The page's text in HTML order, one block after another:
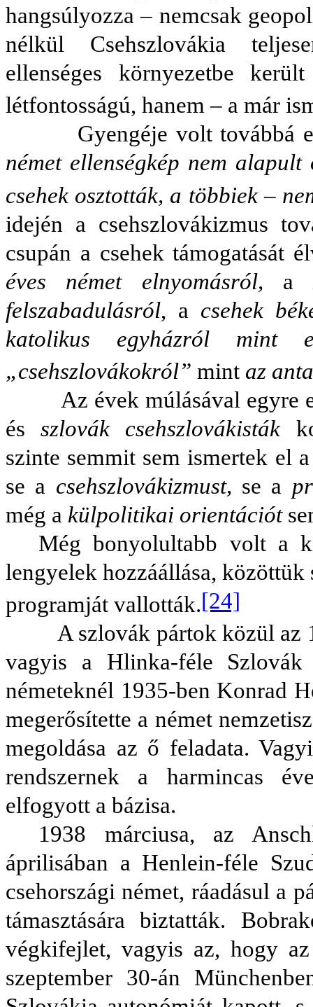
hangsúlyozza – nemcsak
nélkül Csehszlovákia
ellenséges környezetbe
létfontosságú, hanem – a már
Gyengéje volt továbbá e
német ellenségkép nem
csehek osztották, a többiek –
idején a csehszlovákizmus
csupán a csehek
éves német elnyomásról, a
felszabadulásról, a csehek
katolikus egyházról mint
„csehszlovákokról” mint az
Az évek múlásával egyre
ésszlovák csehszlovákisták
szinte semmit sem ismertek el
se a csehszlovákizmust, se a
még a külpolitikai orientációt
Még bonyolultabb volt a
lengyelek hozzáállása, közöttük
programját vallották.[24]
A szlovák pártok közül az
vagyis a Hlinka-féle Szlovák
németeknél 1935-ben Konrad
megerősítette a német
megoldása az ő feladata.
rendszernek a harmincas
elfogyott a bázisa.
1938 márciusa, az
áprilisában a Henlein-féle
csehországi német, ráadásul a
támasztására biztatták.
végkifejlet, vagyis az, hogy
szeptember 30-án